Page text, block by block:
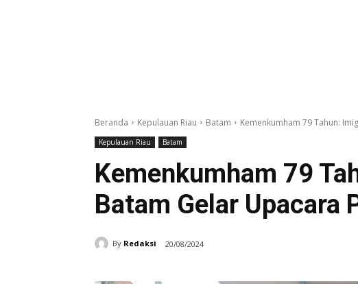
Beranda Kepulauan Riau Batam Kemenkumham 79 Tahun:
Kepulauan Riau Batam
Kemenkumham 79
Batam Gelar Upacara
By Redaksi 20/08/2024